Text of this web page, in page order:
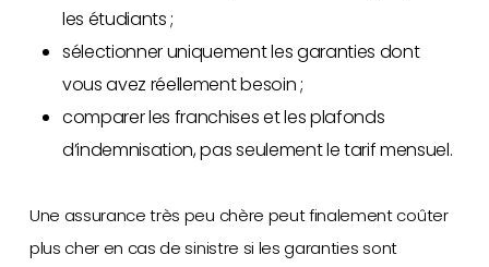
les étudiants ;
sélectionner uniquement les garanties dont
vous avez réellement besoin ;
comparer les franchises et les plafonds
d’indemnisation, pas seulement le tarif mensuel.
Une assurance très peu chère peut finalement coûter
plus cher en cas de sinistre si les garanties sont